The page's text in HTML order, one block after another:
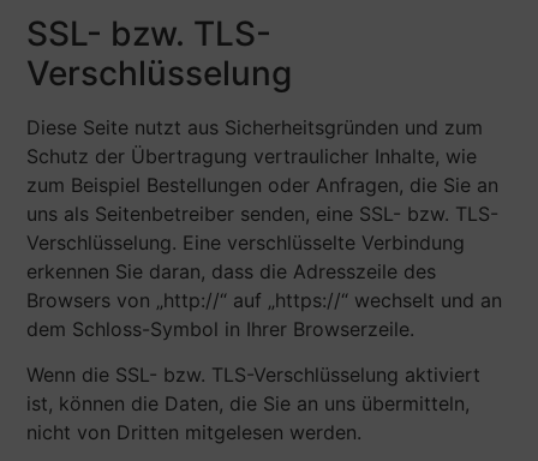
SSL- bzw. TLS-
Verschlüsselung
Diese Seite nutzt aus Sicherheitsgründen und zum
Schutz der Übertragung vertraulicher Inhalte, wie
zum Beispiel Bestellungen oder Anfragen, die Sie an
uns als Seitenbetreiber senden, eine SSL- bzw. TLS-
Verschlüsselung. Eine verschlüsselte Verbindung
erkennen Sie daran, dass die Adresszeile des
Browsers von „http://“ auf „https://“ wechselt und an
dem Schloss-Symbol in Ihrer Browserzeile.
Wenn die SSL- bzw. TLS-Verschlüsselung aktiviert
ist, können die Daten, die Sie an uns übermitteln,
nicht von Dritten mitgelesen werden.